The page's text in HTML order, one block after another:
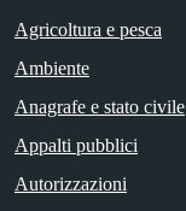
Agricoltura e pesca
Ambiente
Anagrafe e stato civile
Appalti pubblici
Autorizzazioni